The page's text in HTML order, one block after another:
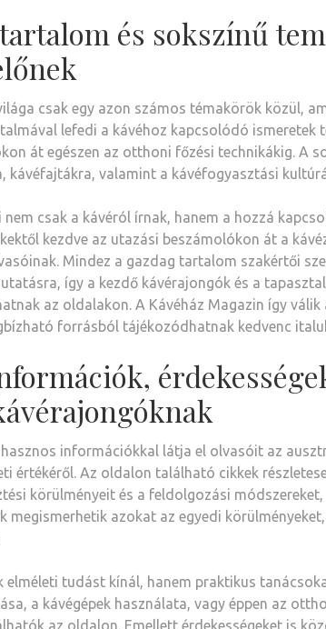
és sokszínű
csak egy azon számos témakörök közül,
lefedi a kávéhoz kapcsolódó ismeretek
át egészen az otthoni főzési technikákig. A
kávéfajtákra, valamint a kávéfogyasztási
csak a kávéról írnak, hanem a hozzá
kezdve az utazási beszámolókon át a
Mindez a gazdag tartalom szakértői
így a kezdő kávérajongók és a
az oldalakon. A Kávéház Magazin így
forrásból tájékozódhatnak kedvenc
információkkal látja el olvasóit az
értékéről. Az oldalon található cikkek
körülményeit és a feldolgozási
megismerhetik azokat az egyedi
elméleti tudást kínál, hanem praktikus
a kávégépek használata, vagy éppen az
az oldalon. Emellett érdekességeket is